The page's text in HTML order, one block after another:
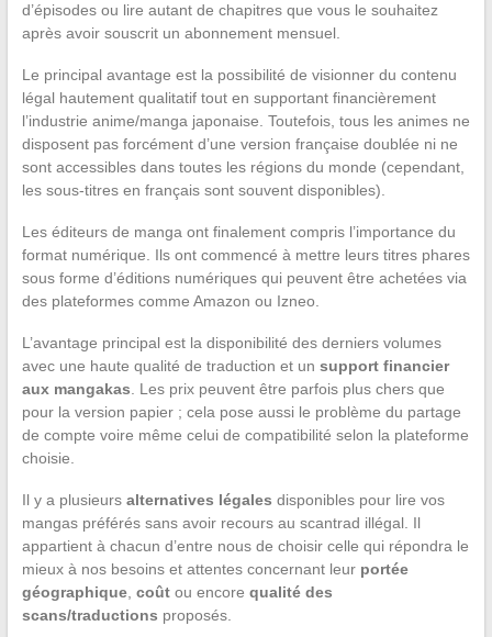
d’épisodes ou lire autant de chapitres que vous le souhaitez
après avoir souscrit un abonnement mensuel.
Le principal avantage est la possibilité de visionner du contenu
légal hautement qualitatif tout en supportant financièrement
l’industrie anime/manga japonaise. Toutefois, tous les animes ne
disposent pas forcément d’une version française doublée ni ne
sont accessibles dans toutes les régions du monde (cependant,
les sous-titres en français sont souvent disponibles).
Les éditeurs de manga ont finalement compris l’importance du
format numérique. Ils ont commencé à mettre leurs titres phares
sous forme d’éditions numériques qui peuvent être achetées via
des plateformes comme Amazon ou Izneo.
L’avantage principal est la disponibilité des derniers volumes
avec une haute qualité de traduction et un support financier
aux mangakas . Les prix peuvent être parfois plus chers que
pour la version papier ; cela pose aussi le problème du partage
de compte voire même celui de compatibilité selon la plateforme
choisie.
Il y a plusieurs alternatives légales disponibles pour lire vos
mangas préférés sans avoir recours au scantrad illégal. Il
appartient à chacun d’entre nous de choisir celle qui répondra le
mieux à nos besoins et attentes concernant leur portée
géographique, coûtou encore qualité des
scans/traductions proposés.